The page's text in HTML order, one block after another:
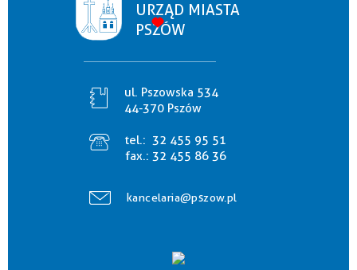
URZĄD MIASTA
PSZÓW
ul. Pszowska 534
44-370 Pszów
tel.: 32 455 95 51
fax.: 32 455 86 36
kancelaria@pszow.pl